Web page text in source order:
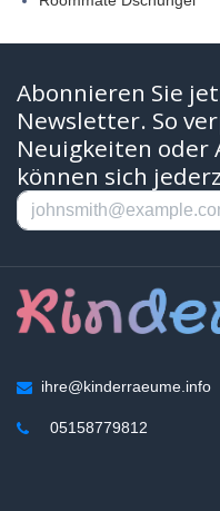
Abonnieren Sie
Newsletter. So
Neuigkeiten oder
können sich
ihre@kinderraeume.info
05158779812